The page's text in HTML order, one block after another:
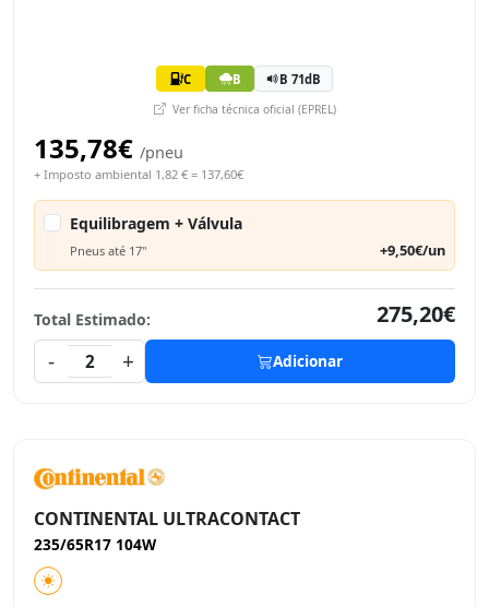
C B B 71dB
Ver ficha técnica oficial (EPREL)
135,78€ /pneu
+ Imposto ambiental 1,82 € = 137,60€
Equilibragem + Válvula
Pneus até 17" +9,50€/un
Total Estimado:
275,20€
-
2 + Adicionar
CONTINENTAL ULTRACONTACT
235/65R17 104W